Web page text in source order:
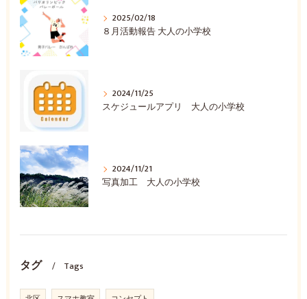
2025/02/18
８月活動報告 大人の小学校
2024/11/25
スケジュールアプリ 大人の小学校
2024/11/21
写真加工 大人の小学校
タグ Tags